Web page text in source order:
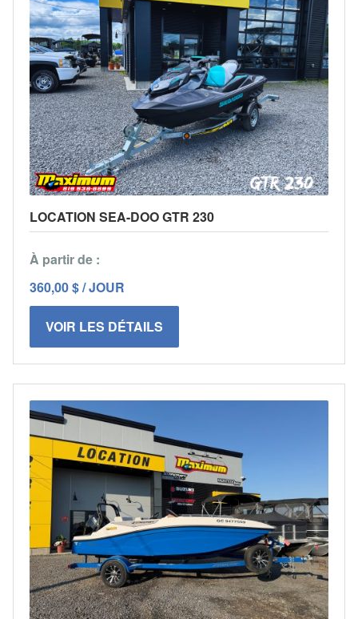
LOCATION SEA-DOO GTR 230
À partir de :
360,00 $ / JOUR
VOIR LES DÉTAILS